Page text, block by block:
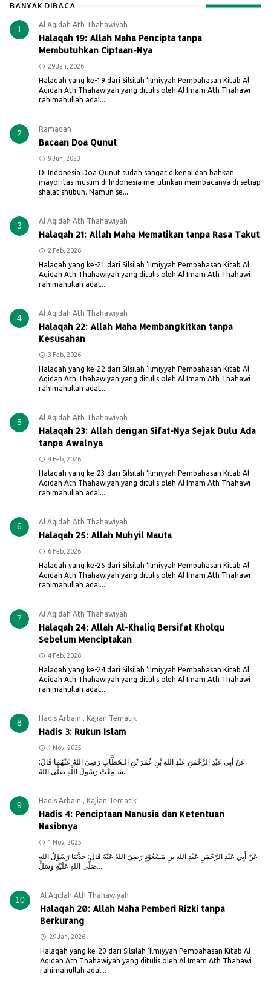
BANYAK DIBACA
1 Al Aqidah Ath Thahawiyah
Halaqah 19: Allah Maha Pencipta tanpa
Membutuhkan Ciptaan-Nya
29 Jan, 2026
Halaqah yang ke-19 dari Silsilah ‘Ilmiyyah Pembahasan Kitab Al
Aqidah Ath Thahawiyah yang ditulis oleh Al Imam Ath Thahawi
rahimahullah adal...
2 Ramadan
Bacaan Doa Qunut
9 Jun, 2023
Di Indonesia Doa Qunut sudah sangat dikenal dan bahkan
mayoritas muslim di Indonesia merutinkan membacanya di setiap
shalat shubuh. Namun se...
3 Al Aqidah Ath Thahawiyah
Halaqah 21: Allah Maha Mematikan tanpa Rasa Takut
2 Feb, 2026
Halaqah yang ke-21 dari Silsilah ‘Ilmiyyah Pembahasan Kitab Al
Aqidah Ath Thahawiyah yang ditulis oleh Al Imam Ath Thahawi
rahimahullah adal...
4 Al Aqidah Ath Thahawiyah
Halaqah 22: Allah Maha Membangkitkan tanpa
Kesusahan
3 Feb, 2026
Halaqah yang ke-22 dari Silsilah ‘Ilmiyyah Pembahasan Kitab Al
Aqidah Ath Thahawiyah yang ditulis oleh Al Imam Ath Thahawi
rahimahullah adal...
5 Al Aqidah Ath Thahawiyah
Halaqah 23: Allah dengan Sifat-Nya Sejak Dulu Ada
tanpa Awalnya
4 Feb, 2026
Halaqah yang ke-23 dari Silsilah ‘Ilmiyyah Pembahasan Kitab Al
Aqidah Ath Thahawiyah yang ditulis oleh Al Imam Ath Thahawi
rahimahullah adal...
6 Al Aqidah Ath Thahawiyah
Halaqah 25: Allah Muhyil Mauta
6 Feb, 2026
Halaqah yang ke-25 dari Silsilah ‘Ilmiyyah Pembahasan Kitab Al
Aqidah Ath Thahawiyah yang ditulis oleh Al Imam Ath Thahawi
rahimahullah adal...
7 Al Aqidah Ath Thahawiyah
Halaqah 24: Allah Al-Khaliq Bersifat Kholqu
Sebelum Menciptakan
4 Feb, 2026
Halaqah yang ke-24 dari Silsilah ‘Ilmiyyah Pembahasan Kitab Al
Aqidah Ath Thahawiyah yang ditulis oleh Al Imam Ath Thahawi
rahimahullah adal...
8 Hadis Arbain , Kajian Tematik
Hadis 3: Rukun Islam
1 Nov, 2025
عَنْ أَبِي عَبْدِ الرَّحْمَنِ عَبْدِ اللهِ بْنِ عُمَرَ بْنِ الـخَطَّابِ رَضِيَ اللهُ عَنْهُمَا قَالَ:
سَـمِعْتُ رَسُولُ اللَّهِ صَلَّى اللهُ...
9 Hadis Arbain , Kajian Tematik
Hadis 4: Penciptaan Manusia dan Ketentuan
Nasibnya
1 Nov, 2025
عَنْ أَبِي عَبْدِ الرَّحْمَنِ عَبْدِ اللهِ بنِ مَسْعُوْدٍ رَضِيَ اللهُ عَنْهُ قَالَ: حَدَّثَنَا رَسُوْلُ اللهِ
صَلَّى اللهِ عَلَيْهِ وَسَلَّ...
10 Al Aqidah Ath Thahawiyah
Halaqah 20: Allah Maha Pemberi Rizki tanpa
Berkurang
29 Jan, 2026
Halaqah yang ke-20 dari Silsilah ‘Ilmiyyah Pembahasan Kitab Al
Aqidah Ath Thahawiyah yang ditulis oleh Al Imam Ath Thahawi
rahimahullah adal...